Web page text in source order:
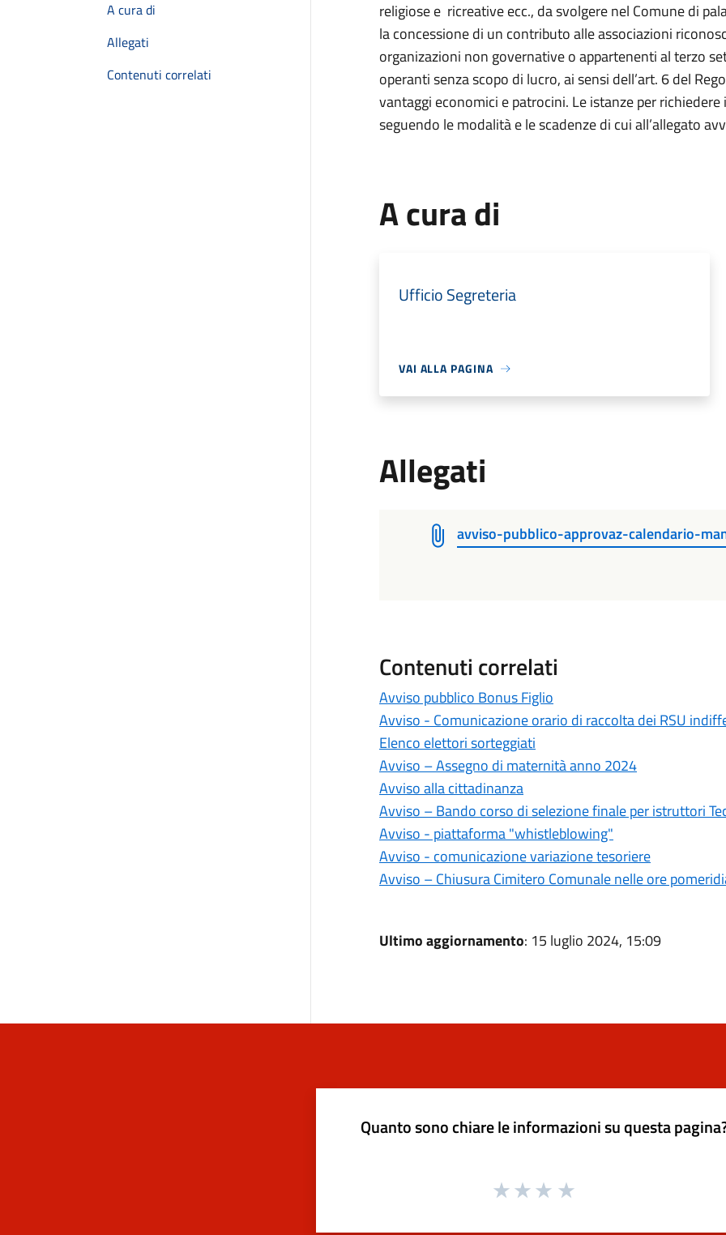
A cura di
Allegati
Contenuti correlati
religiose e ricreative ecc., da svolgere nel Comune di
la concessione di un contributo alle associazioni
organizazioni non governative o appartenenti al terzo
operanti senza scopo di lucro, ai sensi dell’art. 6 del
vantaggi economici e patrocini. Le istanze per
seguendo le modalità e le scadenze di cui all’allegato
A cura di
Ufficio Segreteria
VAI ALLA PAGINA
Allegati
avviso-pubblico-approvaz-calendario-
Contenuti correlati
Avviso pubblico Bonus Figlio
Avviso - Comunicazione orario di raccolta dei RSU
Elenco elettori sorteggiati
Avviso – Assegno di maternità anno 2024
Avviso alla cittadinanza
Avviso – Bando corso di selezione finale per istruttori
Avviso - piattaforma "whistleblowing"
Avviso - comunicazione variazione tesoriere
Avviso – Chiusura Cimitero Comunale nelle ore
Ultimo aggiornamento: 15 luglio 2024, 15:09
Quanto sono chiare le informazioni su questa